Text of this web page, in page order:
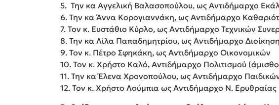
5. Την κα Αγγελική Βαλασοπούλου, ως Αντιδήμαρχο
6. Την κα Άννα Κορογιαννάκη, ως Αντιδήμαρχο
7. Τον κ. Ευστάθιο Κύρλο, ως Αντιδήμαρχο Τεχνικών
8. Την κα Λίλα Παπαδημητρίου, ως Αντιδήμαρχο
9. Τον κ. Πέτρο Σφηκάκη, ως Αντιδήμαρχο Οικονομικών
10. Τον κ. Χρήστο Καλό, Αντιδήμαρχο Πολιτισμού
11. Την κα Έλενα Χρονοπούλου, ως Αντιδήμαρχο
12. Τον κ. Χρήστο Λούμπια ως Αντιδήμαρχο Ν. Ερυθραίας